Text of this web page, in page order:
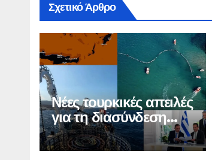
Σχετικό Άρθρο
Νέες τουρκικές απειλές
για τη διασύνδεση
Ελλάδας – Κύπρου –
Ισραήλ